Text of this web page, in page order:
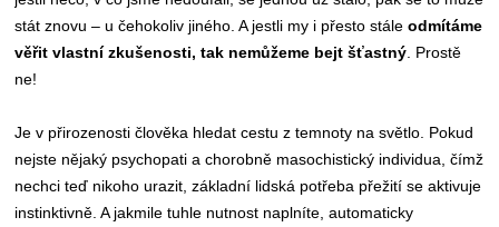
stát znovu – u čehokoliv jiného. A jestli my i přesto stáleodmítáme
věřit vlastní zkušenosti, tak nemůžeme bejt šťastný . Prostě
ne!
Je v přirozenosti člověka hledat cestu z temnoty na světlo. Pokud
nejste nějaký psychopati a chorobně masochistický individua, čímž
nechci teď nikoho urazit, základní lidská potřeba přežití se aktivuje
instinktivně. A jakmile tuhle nutnost naplníte, automaticky